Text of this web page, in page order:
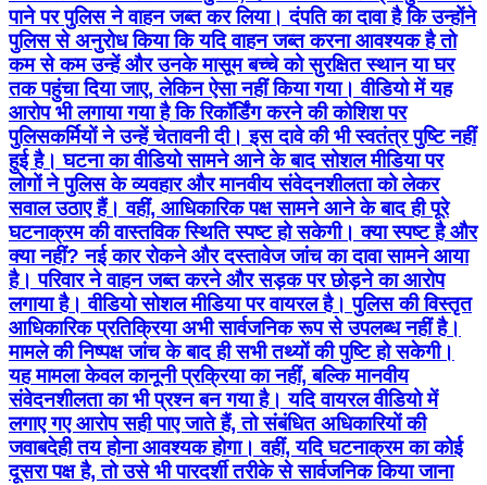
पाने पर पुलिस ने वाहन जब्त कर लिया। दंपति का दावा है कि उन्होंने
पुलिस से अनुरोध किया कि यदि वाहन जब्त करना आवश्यक है तो
कम से कम उन्हें और उनके मासूम बच्चे को सुरक्षित स्थान या घर
तक पहुंचा दिया जाए, लेकिन ऐसा नहीं किया गया। वीडियो में यह
आरोप भी लगाया गया है कि रिकॉर्डिंग करने की कोशिश पर
पुलिसकर्मियों ने उन्हें चेतावनी दी। इस दावे की भी स्वतंत्र पुष्टि नहीं
हुई है। घटना का वीडियो सामने आने के बाद सोशल मीडिया पर
लोगों ने पुलिस के व्यवहार और मानवीय संवेदनशीलता को लेकर
सवाल उठाए हैं। वहीं, आधिकारिक पक्ष सामने आने के बाद ही पूरे
घटनाक्रम की वास्तविक स्थिति स्पष्ट हो सकेगी। क्या स्पष्ट है और
क्या नहीं? नई कार रोकने और दस्तावेज जांच का दावा सामने आया
है। परिवार ने वाहन जब्त करने और सड़क पर छोड़ने का आरोप
लगाया है। वीडियो सोशल मीडिया पर वायरल है। पुलिस की विस्तृत
आधिकारिक प्रतिक्रिया अभी सार्वजनिक रूप से उपलब्ध नहीं है।
मामले की निष्पक्ष जांच के बाद ही सभी तथ्यों की पुष्टि हो सकेगी।
यह मामला केवल कानूनी प्रक्रिया का नहीं, बल्कि मानवीय
संवेदनशीलता का भी प्रश्न बन गया है। यदि वायरल वीडियो में
लगाए गए आरोप सही पाए जाते हैं, तो संबंधित अधिकारियों की
जवाबदेही तय होना आवश्यक होगा। वहीं, यदि घटनाक्रम का कोई
दूसरा पक्ष है, तो उसे भी पारदर्शी तरीके से सार्वजनिक किया जाना